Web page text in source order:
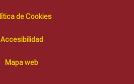
de Cookies
Accesibilidad
Mapa web